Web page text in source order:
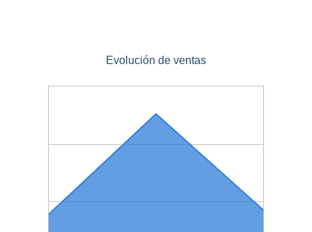
Evolución de ventas